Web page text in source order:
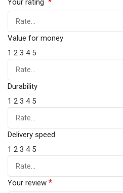
Your rating
Value for money
1 2 3 4 5
Durability
1 2 3 4 5
Delivery speed
1 2 3 4 5
Your review *